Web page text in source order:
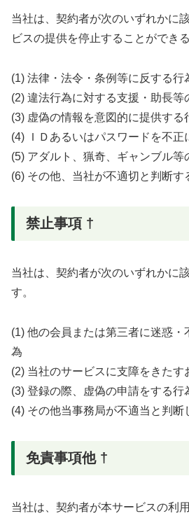
当社は、契約者が次のいずれかに
ビスの提供を停止することができ
(1) 法律・法令・条例等に反する行
(2) 違法行為に対する支援・助長等
(3) 虚偽の情報を意図的に提供する
(4) ＩＤあるいはパスワードを不正
(5) アダルト、猟奇、ギャンブル等
(6) その他、当社が不適切と判断す
禁止事項 †
当社は、契約者が次のいずれかに
す。
(1) 他の会員または第三者に迷惑
為
(2) 当社のサービスに支障をきたす
(3) 登録の際、虚偽の申請をする行
(4) その他当事務局が不適当と判断
免責事項他 †
当社は、契約者が本サービスの利